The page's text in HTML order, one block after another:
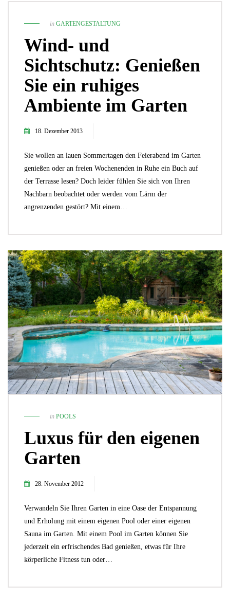
in GARTENGESTALTUNG
Wind- und
Sichtschutz: Genießen
Sie ein ruhiges
Ambiente im Garten
18. Dezember 2013
Sie wollen an lauen Sommertagen den Feierabend im Garten
genießen oder an freien Wochenenden in Ruhe ein Buch auf
der Terrasse lesen? Doch leider fühlen Sie sich von Ihren
Nachbarn beobachtet oder werden vom Lärm der
angrenzenden gestört? Mit einem…
in POOLS
Luxus für den eigenen
Garten
28. November 2012
Verwandeln Sie Ihren Garten in eine Oase der Entspannung
und Erholung mit einem eigenen Pool oder einer eigenen
Sauna im Garten. Mit einem Pool im Garten können Sie
jederzeit ein erfrischendes Bad genießen, etwas für Ihre
körperliche Fitness tun oder…